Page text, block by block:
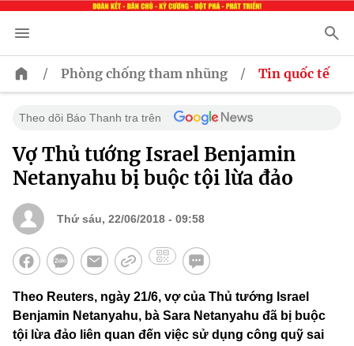
/ Phòng chống tham nhũng / Tin quốc tế
Theo dõi Báo Thanh tra trên
Vợ Thủ tướng Israel Benjamin
Netanyahu bị buộc tội lừa đảo
Thứ sáu, 22/06/2018 - 09:58
Theo Reuters, ngày 21/6, vợ của Thủ tướng Israel
Benjamin Netanyahu, bà Sara Netanyahu đã bị buộc
tội lừa đảo liên quan đến việc sử dụng công quỹ sai